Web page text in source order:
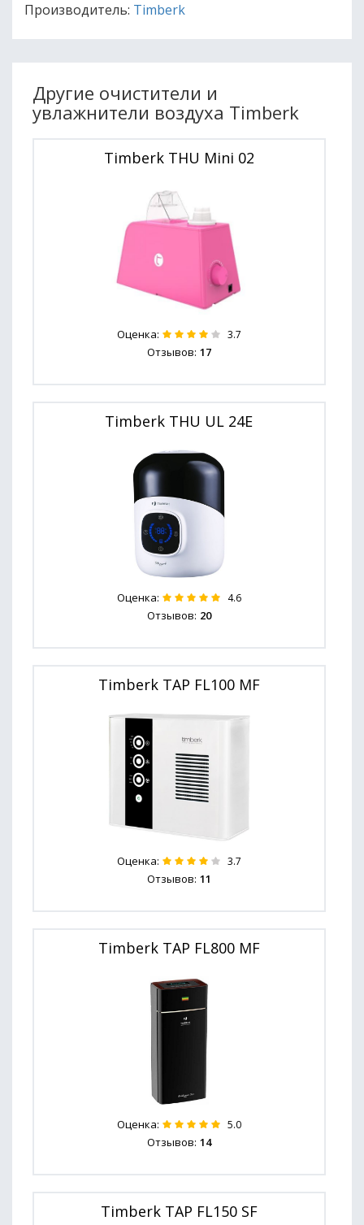
Производитель: Timberk
Другие очистители и
увлажнители воздуха Timberk
Timberk THU Mini 02
Оценка: 3.7
Отзывов: 17
Timberk THU UL 24E
Оценка: 4.6
Отзывов: 20
Timberk TAP FL100 MF
Оценка: 3.7
Отзывов: 11
Timberk TAP FL800 MF
Оценка: 5.0
Отзывов: 14
Timberk TAP FL150 SF